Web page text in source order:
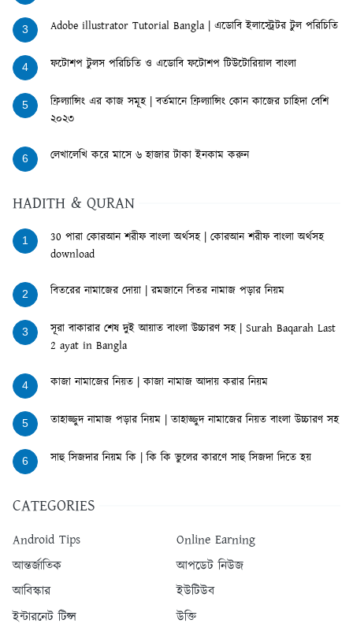
3 Adobe illustrator Tutorial Bangla | এডোবি ইলাস্ট্রেটর টুল পরিচিতি
4 ফটোশপ টুলস পরিচিতি ও এডোবি ফটোশপ টিউটোরিয়াল বাংলা
5
ফ্রিল্যান্সিং এর কাজ সমূহ | বর্তমানে ফ্রিল্যান্সিং কোন কাজের চাহিদা বেশি
২০২৩
6 লেখালেখি করে মাসে ৬ হাজার টাকা ইনকাম করুন
HADITH & QURAN
1
30 পারা কোরআন শরীফ বাংলা অর্থসহ | কোরআন শরীফ বাংলা অর্থসহ
download
2 বিতরের নামাজের দোয়া | রমজানে বিতর নামাজ পড়ার নিয়ম
3
সূরা বাকারার শেষ দুই আয়াত বাংলা উচ্চারণ সহ | Surah Baqarah Last
2 ayat in Bangla
4 কাজা নামাজের নিয়ত | কাজা নামাজ আদায় করার নিয়ম
5 তাহাজ্জুদ নামাজ পড়ার নিয়ম | তাহাজ্জুদ নামাজের নিয়ত বাংলা উচ্চারণ সহ
6 সাহু সিজদার নিয়ম কি | কি কি ভুলের কারণে সাহু সিজদা দিতে হয়
CATEGORIES
Android Tips
Online Earning
আন্তর্জাতিক
আপডেট নিউজ
আবিস্কার
ইউটিউব
ইন্টারনেট টিপ্স
উক্তি